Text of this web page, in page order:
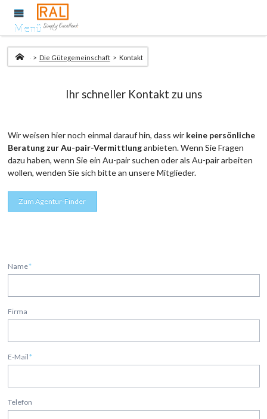
Menü
Startseite
Die Gütegemeinschaft Kontakt
Ihr schneller Kontakt zu uns
Wir weisen hier noch einmal darauf hin, dass wir keine persönliche
Beratung zur Au-pair-Vermittlunganbieten. Wenn Sie Fragen
dazu haben, wenn Sie ein Au-pair suchen oder als Au-pair arbeiten
wollen, wenden Sie sich bitte an unsere Mitglieder.
Zum Agentur-Finder
Name*
Firma
E-Mail*
Telefon